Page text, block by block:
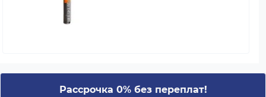
Рассрочка 0% без переплат!